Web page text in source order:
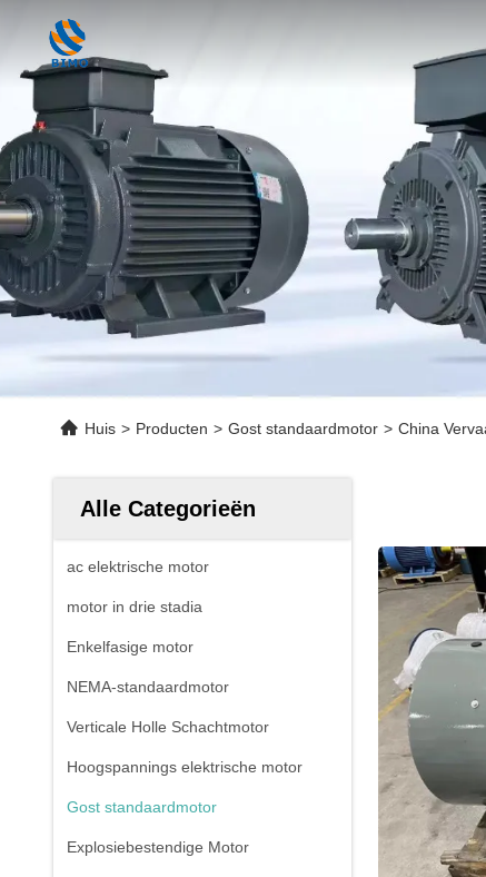
Huis > Producten > Gost standaardmotor > China
Alle Categorieën
ac elektrische motor
motor in drie stadia
Enkelfasige motor
NEMA-standaardmotor
Verticale Holle Schachtmotor
Hoogspannings elektrische motor
Gost standaardmotor
Explosiebestendige Motor